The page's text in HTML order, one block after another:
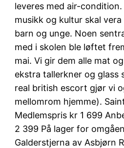
leveres med air-
musikk og kultur skal
barn og unge. Noen
med i skolen ble løftet
mai. Vi gir dem alle mat
ekstra tallerkner og glass
real british escort gjør vi
mellomrom hjemme).
Medlemspris kr 1 699
2 399 På lager for
Galderstjerna av Asbjørn